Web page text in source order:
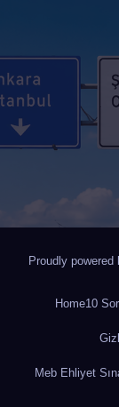
Proudly powered
Home10
Meb Ehliyet